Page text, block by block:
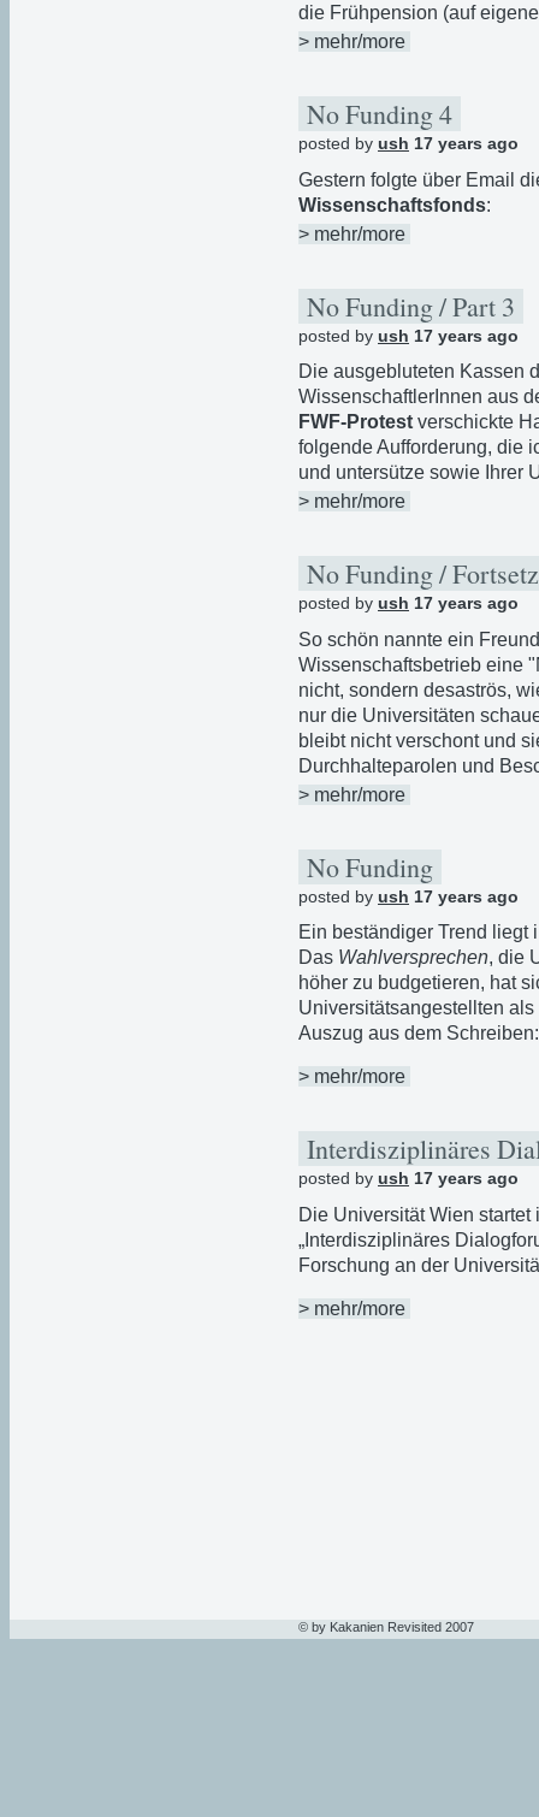
die Frühpension (auf
> mehr/more
No Funding 4
posted by ush 17 years ago
Gestern folgte über Email
Wissenschaftsfonds:
> mehr/more
No Funding / Part 3
posted by ush 17 years ago
Die ausgebluteten Kassen
WissenschaftlerInnen aus
FWF-Protest verschickte
folgende Aufforderung, die
und untersütze sowie Ihrer
> mehr/more
No Funding /
posted by ush 17 years ago
So schön nannte ein
Wissenschaftsbetrieb eine
nicht, sondern desaströs,
nur die Universitäten
bleibt nicht verschont und
Durchhalteparolen und
> mehr/more
No Funding
posted by ush 17 years ago
Ein beständiger Trend liegt
Das Wahlversprechen, die
höher zu budgetieren, hat
Universitätsangestellten als
Auszug aus dem Schreiben:
> mehr/more
Interdisziplinäres
posted by ush 17 years ago
Die Universität Wien
„Interdisziplinäres
Forschung an der
> mehr/more
© by Kakanien Revisited 2007